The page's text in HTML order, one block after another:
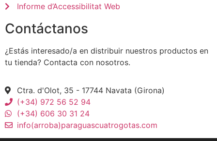
Informe d’Accessibilitat Web
Contáctanos
¿Estás interesado/a en distribuir nuestros productos en
tu tienda? Contacta con nosotros.
Ctra. d'Olot, 35 - 17744 Navata (Girona)
(+34) 972 56 52 94
(+34) 606 30 31 24
info(arroba)paraguascuatrogotas.com